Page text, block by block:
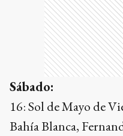
Sábado:
16: Sol de Mayo de
Bahía Blanca,